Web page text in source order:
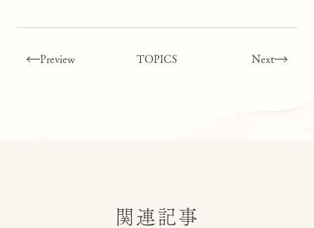
Preview TOPICS Next
関連記事